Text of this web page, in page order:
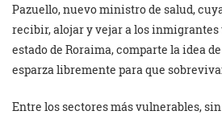
Pazuello, nuevo ministro de salud,
recibir, alojar y vejar a los inmigrantes
estado de Roraima, comparte la idea
esparza libremente para que
Entre los sectores más vulnerables,